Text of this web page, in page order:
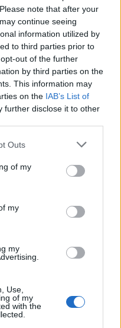
note that after your
continue seeing
information utilized by
to third parties prior to
out of the further
by third parties on the
This information may
on the IAB’s List of
further disclose it to other
Outs
of my
my
my
Use,
of my
with the
ΑΚΟΜΑ
«ραγισμένης»
Τα κοινά σημάδια με
τον χρόνο
που
που μπορεί να
29/04/2026 - 11:03